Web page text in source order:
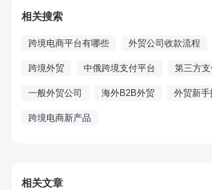
相关搜索
跨境电商平台有哪些 外贸公司收款流程
跨境外贸 中俄跨境支付平台 第三方
一般外贸公司 海外B2B外贸 外贸新手
跨境电商新产品
相关文章